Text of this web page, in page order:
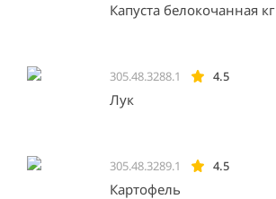
Капуста белокочанная кг
305.48.3288.1 4.5
Лук
305.48.3289.1 4.5
Картофель